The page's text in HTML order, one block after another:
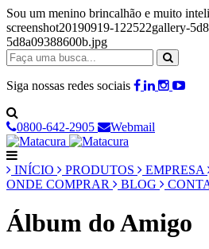
Sou um menino brincalhão e muito
screenshot20190919-122522gallery-
5d8a09388600b.jpg
Siga nossas redes sociais
0800-642-2905 Webmail
INÍCIO PRODUTOS EMPRESA
ONDE COMPRAR
BLOG
Álbum do Amigo